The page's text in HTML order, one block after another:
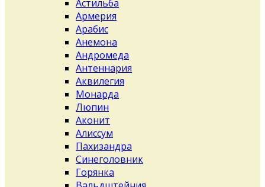
Астильба
Армерия
Арабис
Анемона
Андромеда
Антеннария
Аквилегия
Монарда
Люпин
Аконит
Алиссум
Пахизандра
Синеголовник
Горянка